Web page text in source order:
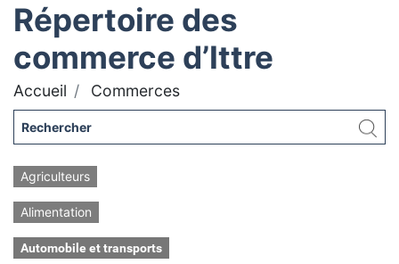
Répertoire des
commerce d’Ittre
Accueil Commerces
Agriculteurs
Alimentation
Automobile et transports